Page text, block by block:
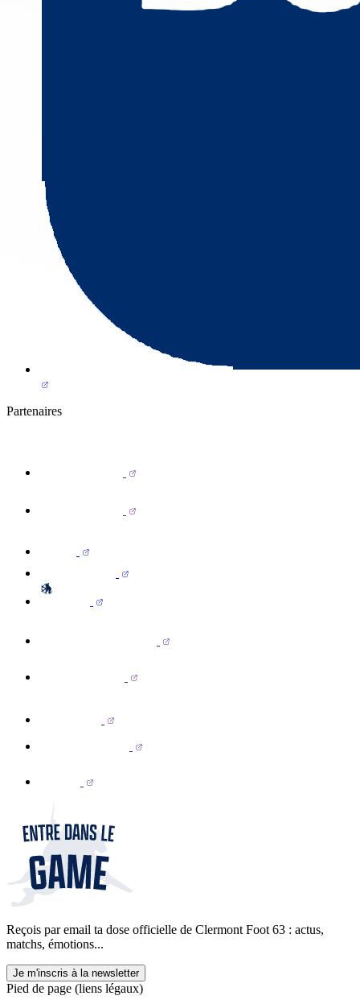
Partenaires
Reçois par email ta dose officielle de Clermont Foot 63 : actus,
matchs, émotions...
Je m'inscris à la newsletter
Pied de page (liens légaux)